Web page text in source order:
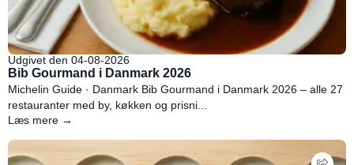
Udgivet den 04-08-2026
Bib Gourmand i Danmark 2026
Michelin Guide · Danmark Bib Gourmand i Danmark 2026 – alle 27
restauranter med by, køkken og prisni...
Læs mere →